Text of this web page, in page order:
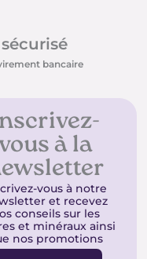
bancaire
à la
vous à notre
et recevez
conseils sur les
et minéraux ainsi
nos promotions